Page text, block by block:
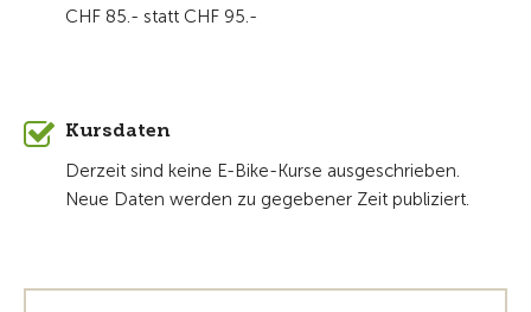
CHF 85.- statt CHF 95.-
Kursdaten
Derzeit sind keine E-Bike-Kurse ausgeschrieben.
Neue Daten werden zu gegebener Zeit publiziert.